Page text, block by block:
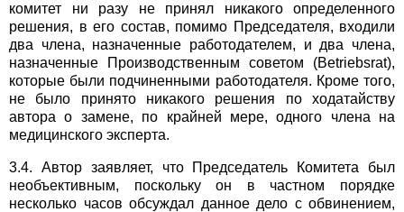
комитет ни разу не принял никакого определенного
решения, в его состав, помимо Председателя, входили
два члена, назначенные работодателем, и два члена,
назначенные Производственным советом (Betriebsrat),
которые были подчиненными работодателя. Кроме того,
не было принято никакого решения по ходатайству
автора о замене, по крайней мере, одного члена на
медицинского эксперта.
3.4. Автор заявляет, что Председатель Комитета был
необъективным, поскольку он в частном порядке
несколько часов обсуждал данное дело с обвинением,